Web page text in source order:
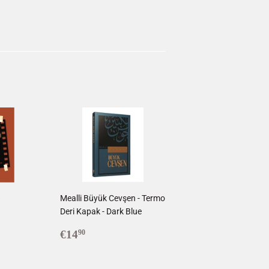
Mealli Büyük Cevşen - Termo
Deri Kapak - Dark Blue
Prix
€1490